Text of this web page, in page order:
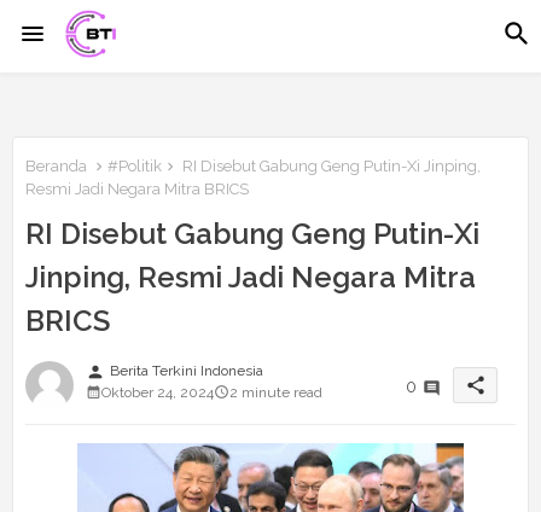
Beranda #Politik
RI Disebut Gabung Geng Putin-Xi Jinping,
Resmi Jadi Negara Mitra BRICS
RI Disebut Gabung Geng Putin-Xi
Jinping, Resmi Jadi Negara Mitra
BRICS
person Berita Terkini Indonesia
Oktober 24, 2024
2 minute read 0 share